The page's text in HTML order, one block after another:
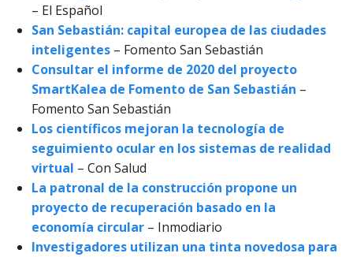
– El Español
San Sebastián: capital europea de las ciudades
inteligentes – Fomento San Sebastián
Consultar el informe de 2020 del proyecto
SmartKalea de Fomento de San Sebastián –
Fomento San Sebastián
Los científicos mejoran la tecnología de
seguimiento ocular en los sistemas de realidad
virtual – Con Salud
La patronal de la construcción propone un
proyecto de recuperación basado en la
economía circular – Inmodiario
Investigadores utilizan una tinta novedosa para